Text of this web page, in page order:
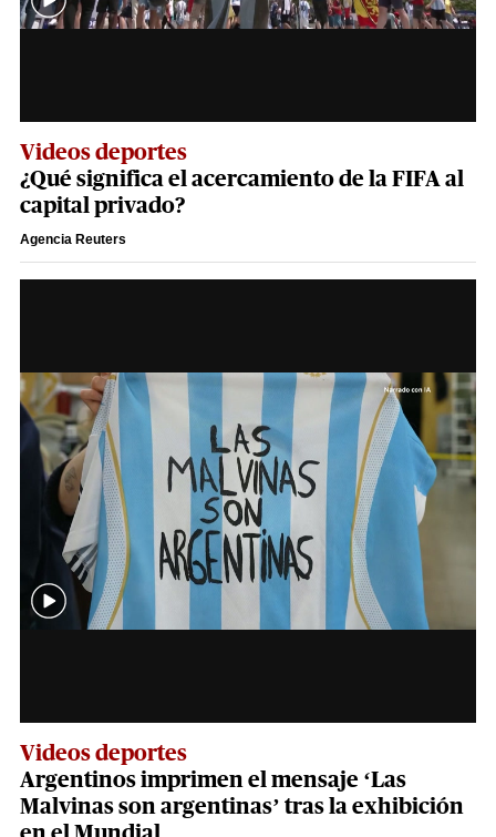
Videos deportes
¿Qué significa el acercamiento de la FIFA al
capital privado?
Agencia Reuters
Videos deportes
Argentinos imprimen el mensaje ‘Las
Malvinas son argentinas’ tras la exhibición